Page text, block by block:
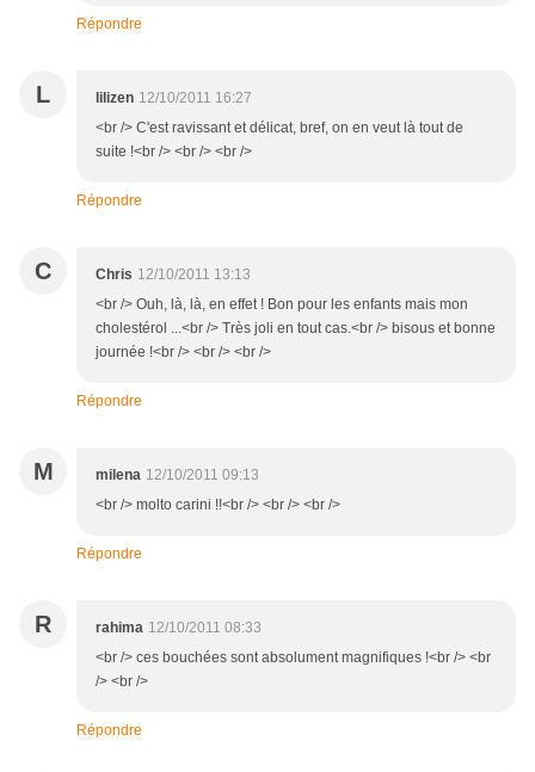
Répondre
L lilizen 12/10/2011 16:27
<br /> C'est ravissant et délicat, bref, on en veut là tout de
suite !<br /> <br /> <br />
Répondre
C Chris 12/10/2011 13:13
<br /> Ouh, là, là, en effet ! Bon pour les enfants mais mon
cholestérol ...<br /> Très joli en tout cas.<br /> bisous et bonne
journée !<br /> <br /> <br />
Répondre
M milena 12/10/2011 09:13
<br /> molto carini !!<br /> <br /> <br />
Répondre
R rahima 12/10/2011 08:33
<br /> ces bouchées sont absolument magnifiques !<br /> <br
/> <br />
Répondre